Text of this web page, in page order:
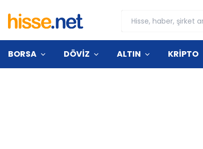
BORSA DÖVİZ ALTIN KRİPTO